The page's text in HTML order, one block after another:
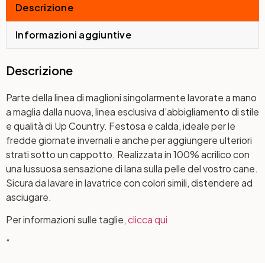
Descrizione
Informazioni aggiuntive
Descrizione
Parte della linea di maglioni singolarmente lavorate a mano
a maglia dalla nuova, linea esclusiva d’abbigliamento di stile
e qualità di Up Country. Festosa e calda, ideale per le
fredde giornate invernali e anche per aggiungere ulteriori
strati sotto un cappotto. Realizzata in 100% acrilico con
una lussuosa sensazione di lana sulla pelle del vostro cane.
Sicura da lavare in lavatrice con colori simili, distendere ad
asciugare.
Per informazioni sulle taglie,clicca qui
“